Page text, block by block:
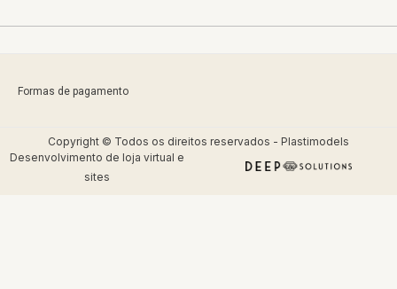
Formas de pagamento
Copyright © Todos os direitos reservados - Plastimodels
Desenvolvimento de loja virtual e
sites